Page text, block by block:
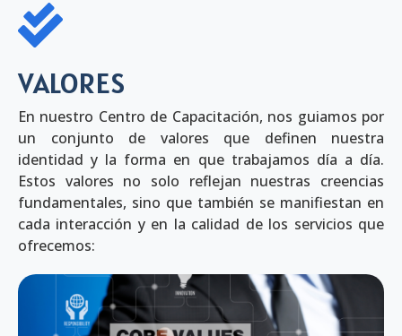
VALORES
En nuestro Centro de Capacitación, nos guiamos por
un conjunto de valores que definen nuestra
identidad y la forma en que trabajamos día a día.
Estos valores no solo reflejan nuestras creencias
fundamentales, sino que también se manifiestan en
cada interacción y en la calidad de los servicios que
ofrecemos: